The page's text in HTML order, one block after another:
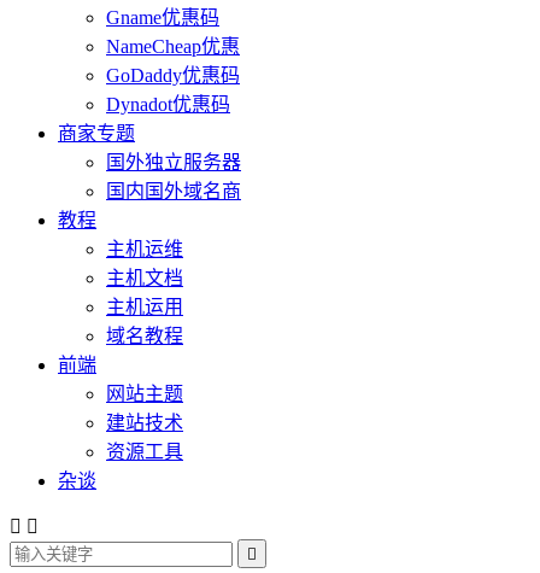
Gname优惠码
NameCheap优惠
GoDaddy优惠码
Dynadot优惠码
商家专题
国外独立服务器
国内国外域名商
教程
主机运维
主机文档
主机运用
域名教程
前端
网站主题
建站技术
资源工具
杂谈
 
